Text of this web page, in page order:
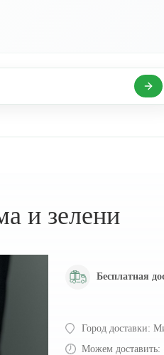
и зелени
Бесплатная
Город доставки:
Можем доставить: